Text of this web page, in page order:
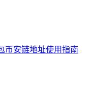
币安链地址使用指南